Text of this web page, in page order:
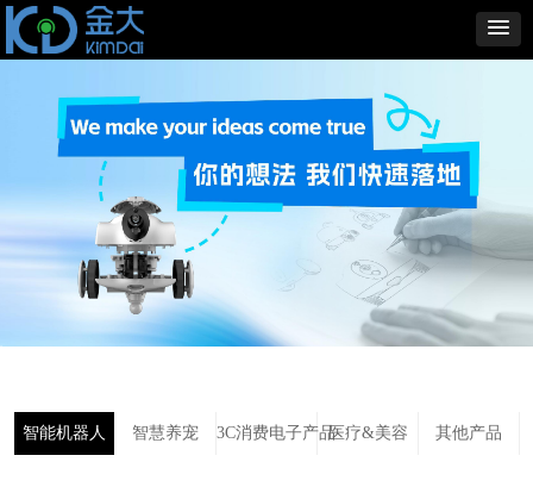
智能机器人 智慧养宠 3C消费电子产品医疗&美容 其他产品